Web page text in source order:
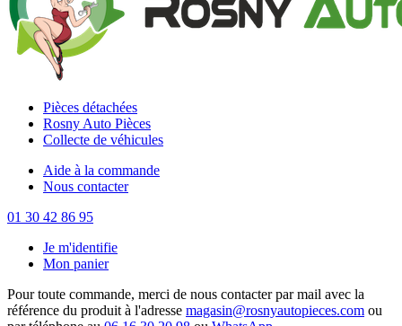
Pièces détachées
Rosny Auto Pièces
Collecte de véhicules
Aide à la commande
Nous contacter
01 30 42 86 95
Je m'identifie
Mon panier
Pour toute commande, merci de nous contacter par mail avec la
référence du produit à l'adresse magasin@rosnyautopieces.com ou